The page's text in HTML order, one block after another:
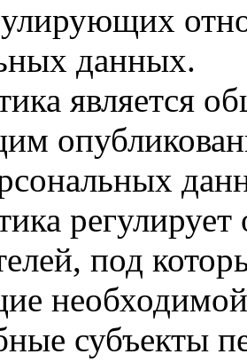
данных.
является
под
субъекты